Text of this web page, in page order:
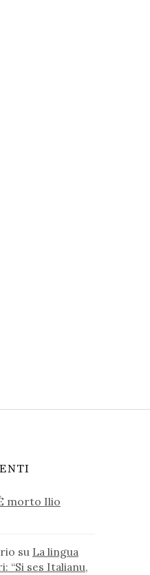
morto Ilio
su La lingua
“Si ses Italianu,